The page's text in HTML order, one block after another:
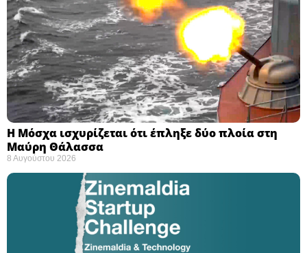
Η Μόσχα ισχυρίζεται ότι έπληξε δύο πλοία στη
Μαύρη Θάλασσα ​
8 Αυγούστου 2026